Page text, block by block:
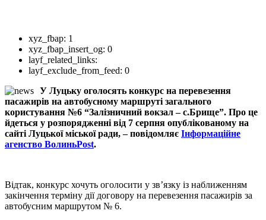
xyz_fbap: 1
xyz_fbap_insert_og: 0
layf_related_links:
layf_exclude_from_feed: 0
У Луцьку оголосять конкурс на перевезення
пасажирів на автобусному маршруті загального
користування №6 “Залізничний вокзал – с.Брище”. Про це
йдеться у розпорядженні від 7 серпня опублікованому на
сайті Луцької міської ради, – повідомляє Інформаційне
агенство ВолиньPost.
Відтак, конкурс хочуть оголосити у зв’язку із наближенням
закінчення терміну дії договору на перевезення пасажирів за
автобусним маршрутом № 6.